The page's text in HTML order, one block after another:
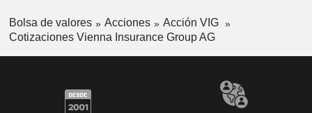
Bolsa de valores Acciones
Acción VIG
Cotizaciones Vienna Insurance Group AG